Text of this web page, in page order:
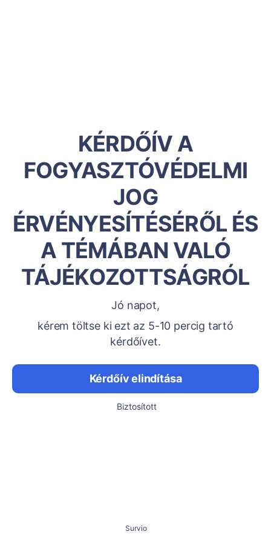
KÉRDŐÍV A
FOGYASZTÓVÉDELMI
JOG
ÉRVÉNYESÍTÉSÉRŐL ÉS
A TÉMÁBAN VALÓ
TÁJÉKOZOTTSÁGRÓL
Jó napot,
kérem töltse ki ezt az 5-10 percig tartó
kérdőívet.
Kérdőív elindítása
Biztosított
Survio